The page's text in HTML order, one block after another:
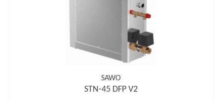
SAWO
STN-45 DFP V2